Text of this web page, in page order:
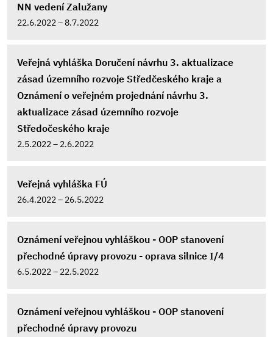
NN vedení Zalužany
22.6.2022 – 8.7.2022
Veřejná vyhláška Doručení návrhu 3. aktualizace
zásad územního rozvoje Středčeského kraje a
Oznámení o veřejném projednání návrhu 3.
aktualizace zásad územního rozvoje
Středočeského kraje
2.5.2022 – 2.6.2022
Veřejná vyhláška FÚ
26.4.2022 – 26.5.2022
Oznámení veřejnou vyhláškou - OOP stanovení
přechodné úpravy provozu - oprava silnice I/4
6.5.2022 – 22.5.2022
Oznámení veřejnou vyhláškou - OOP stanovení
přechodné úpravy provozu